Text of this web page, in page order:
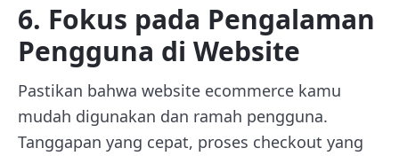
6. Fokus pada Pengalaman
Pengguna di Website
Pastikan bahwa website ecommerce kamu
mudah digunakan dan ramah pengguna.
Tanggapan yang cepat, proses checkout yang